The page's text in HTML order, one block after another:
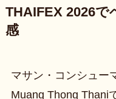
THAIFEX 2026
感
マサン・コンシュー
Muang Thong Thani